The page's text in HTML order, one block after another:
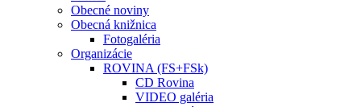
Obecné noviny
Obecná knižnica
Fotogaléria
Organizácie
ROVINA (FS+FSk)
CD Rovina
VIDEO galéria